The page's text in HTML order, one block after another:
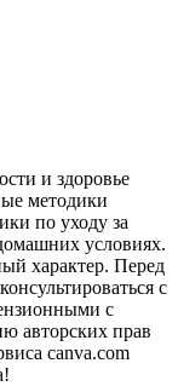
и здоровье
методики
по уходу за
условиях.
характер. Перед
с
с
авторских прав
canva.com